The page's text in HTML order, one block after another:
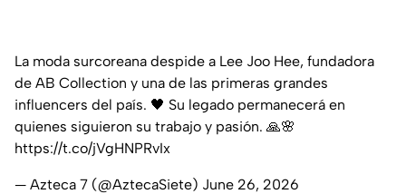
La moda surcoreana despide a Lee Joo Hee, fundadora
de AB Collection y una de las primeras grandes
influencers del país. 🖤 Su legado permanecerá en
quienes siguieron su trabajo y pasión. 🙏🌸
https://t.co/jVgHNPRvIx
— Azteca 7 (@AztecaSiete) June 26, 2026